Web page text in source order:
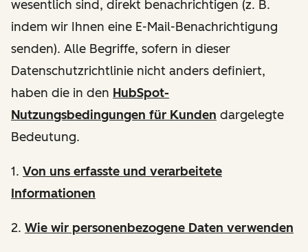
wesentlich sind, direkt benachrichtigen (z. B.
indem wir Ihnen eine E-Mail-Benachrichtigung
senden). Alle Begriffe, sofern in dieser
Datenschutzrichtlinie nicht anders definiert,
haben die in den HubSpot-
Nutzungsbedingungen für Kunden dargelegte
Bedeutung.
1. Von uns erfasste und verarbeitete
Informationen
2. Wie wir personenbezogene Daten verwenden